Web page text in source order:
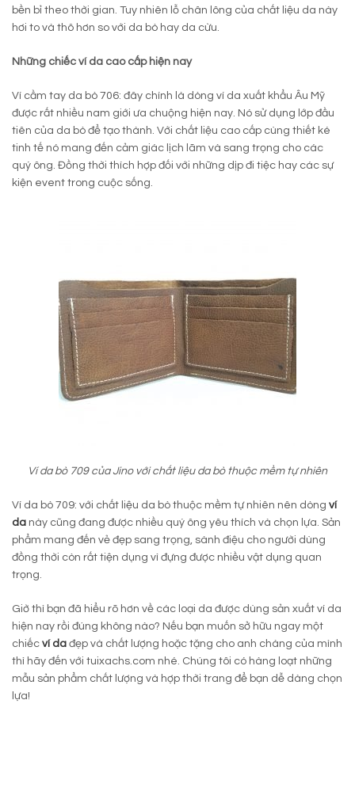
bền bỉ theo thời gian. Tuy nhiên lỗ chân lông của chất liệu da này
hơi to và thô hơn so với da bò hay da cừu.
Những chiếc ví da cao cấp hiện nay
Ví cầm tay da bò 706: đây chính là dòng ví da xuất khẩu Âu Mỹ
được rất nhiều nam giới ưa chuộng hiện nay. Nó sử dụng lớp đầu
tiên của da bò để tạo thành. Với chất liệu cao cấp cùng thiết ké
tinh tế nó mang đến cảm giác lịch lãm và sang trọng cho các
quý ông. Đồng thời thích hợp đối với những dịp đi tiệc hay các sự
kiện event trong cuộc sống.
Ví da bò 709 của Jino với chất liệu da bò thuộc mềm tự nhiên
Ví da bò 709: với chất liệu da bò thuộc mềm tự nhiên nên dòng ví
da này cũng đang được nhiều quý ông yêu thích và chọn lựa. Sản
phẩm mang đến vẻ đẹp sang trọng, sành điệu cho người dùng
đồng thời còn rất tiện dụng vì đựng được nhiều vật dụng quan
trọng.
Giờ thì bạn đã hiểu rõ hơn về các loại da được dùng sản xuất ví da
hiện nay rồi đúng không nào? Nếu bạn muốn sở hữu ngay một
chiếc ví da đẹp và chất lượng hoặc tặng cho anh chàng của mình
thì hãy đến với tuixachs.com nhé. Chúng tôi có hàng loạt những
mẫu sản phẩm chất lượng và hợp thời trang để bạn dễ dàng chọn
lựa!